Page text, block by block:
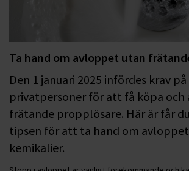
Ta hand om avloppet utan
Den 1 januari 2025 infördes krav
privatpersoner för att få köpa och
frätande propplösare. Här är får
tipsen för att ta hand om
kemikalier.